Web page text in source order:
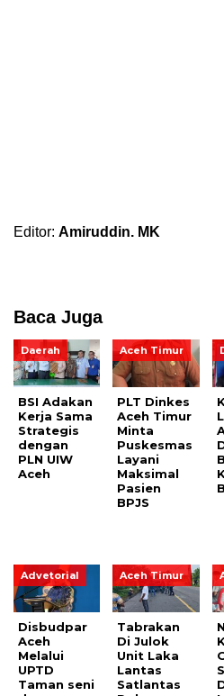
Editor: Amiruddin. MK
Baca Juga
Daerah
BSI Adakan
Kerja Sama
Strategis
dengan
PLN UIW
Aceh
Aceh Timur
PLT Dinkes
Aceh Timur
Minta
Puskesmas
Layani
Maksimal
Pasien
BPJS
Advetorial
Disbudpar
Aceh
Melalui
UPTD
Taman seni
Aceh Timur
Tabrakan
Di Julok
Unit Laka
Lantas
Satlantas